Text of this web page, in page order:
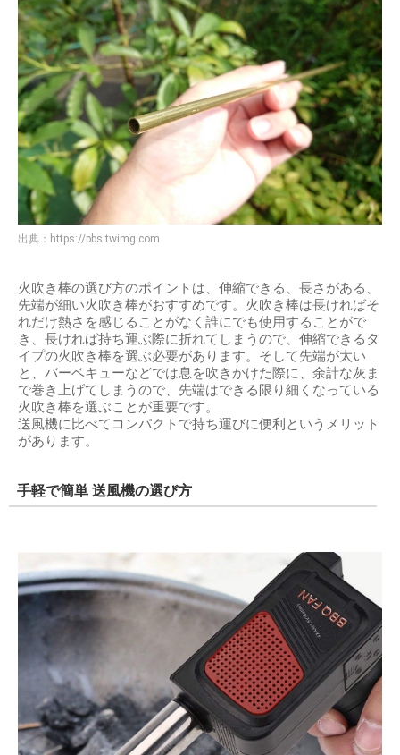
出典： https://pbs.twimg.com
火吹き棒の選び方のポイントは、伸縮できる、長さがある、
先端が細い火吹き棒がおすすめです。火吹き棒は長ければそ
れだけ熱さを感じることがなく誰にでも使用することがで
き、長ければ持ち運ぶ際に折れてしまうので、伸縮できるタ
イプの火吹き棒を選ぶ必要があります。そして先端が太い
と、バーベキューなどでは息を吹きかけた際に、余計な灰ま
で巻き上げてしまうので、先端はできる限り細くなっている
火吹き棒を選ぶことが重要です。
送風機に比べてコンパクトで持ち運びに便利というメリット
があります。
手軽で簡単 送風機の選び方